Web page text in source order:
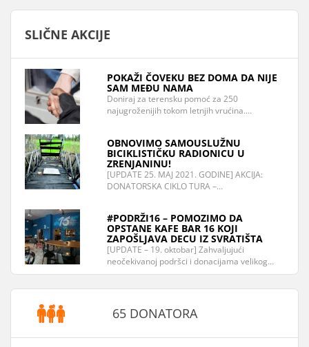
SLIČNE AKCIJE
POKAŽI ČOVEKU BEZ DOMA DA NIJE
SAM MEĐU NAMA
Doniraj za terensku pomoć za 250
najugroženijih tokom letnjih vrućina.…
OBNOVIMO SAMOUSLUŽNU
BICIKLISTIČKU RADIONICU U
ZRENJANINU!
[UPDATE 25. MAJ 2021. GODINE] AKCIJA:
DONATORSKA CIKLO TURA –…
#PODRŽI16 – POMOZIMO DA
OPSTANE KAFE BAR 16 KOJI
ZAPOŠLJAVA DECU IZ SVRATIŠTA
[UPDATE – 19. oktobar] Zahvaljujući
neočekivanoj podršci i donacijama velikog…
65 DONATORA